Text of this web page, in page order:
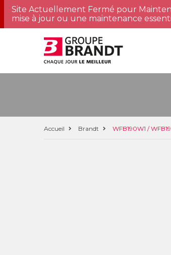
Site Actuellement Fermé pour
mise à jour ou une maintenance
Accueil Brandt WFB190W1 /